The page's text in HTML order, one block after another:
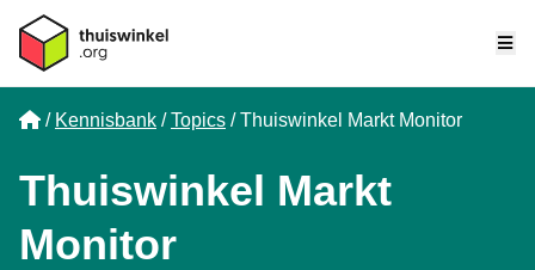
Home
Kennisbank Topics Thuiswinkel Markt Monitor
Thuiswinkel Markt
Monitor